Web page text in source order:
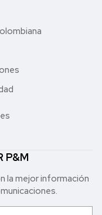
P&M
la mejor in formación